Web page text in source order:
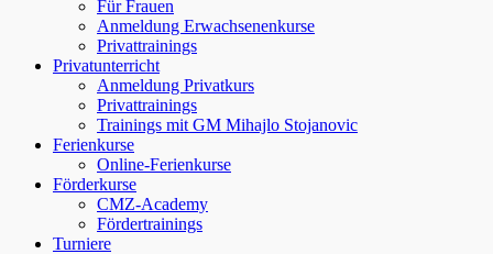
Für Frauen
Anmeldung Erwachsenenkurse
Privattrainings
Privatunterricht
Anmeldung Privatkurs
Privattrainings
Trainings mit GM Mihajlo Stojanovic
Ferienkurse
Online-Ferienkurse
Förderkurse
CMZ-Academy
Fördertrainings
Turniere